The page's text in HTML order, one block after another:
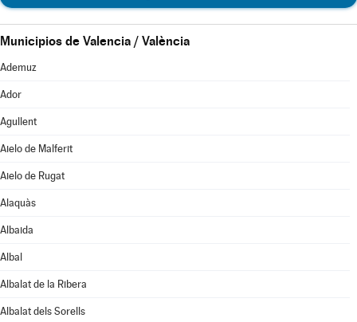
Municipios de Valencia / València
Ademuz
Ador
Agullent
Aielo de Malferit
Aielo de Rugat
Alaquàs
Albaida
Albal
Albalat de la Ribera
Albalat dels Sorells